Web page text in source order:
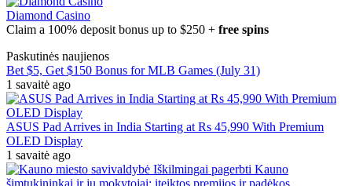
Diamond Casino
Claim a 100% deposit bonus up to $250 + free spins
Paskutinės naujienos
Bet $5, Get $150 Bonus for MLB Games (July 31)
1 savaitė ago
ASUS Pad Arrives in India Starting at Rs 45,990 With Premium
OLED Display
1 savaitė ago